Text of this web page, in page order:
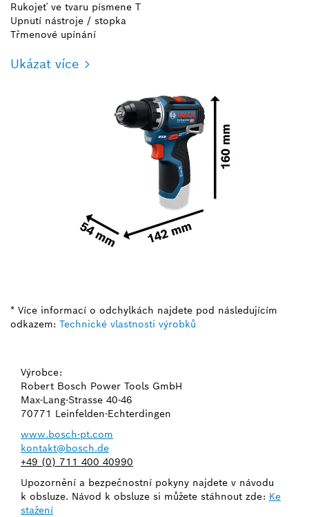
Rukojeť ve tvaru písmene T
Upnutí nástroje / stopka
Třmenové upínání
Ukázat více
* Více informací o odchylkách najdete pod následujícím
odkazem: Technické vlastnosti výrobků
Výrobce:
Robert Bosch Power Tools GmbH
Max-Lang-Strasse 40-46
70771 Leinfelden-Echterdingen
www.bosch-pt.com
kontakt@bosch.de
+49 (0) 711 400 40990
Upozornění a bezpečnostní pokyny najdete v návodu
k obsluze. Návod k obsluze si můžete stáhnout zde: Ke
stažení